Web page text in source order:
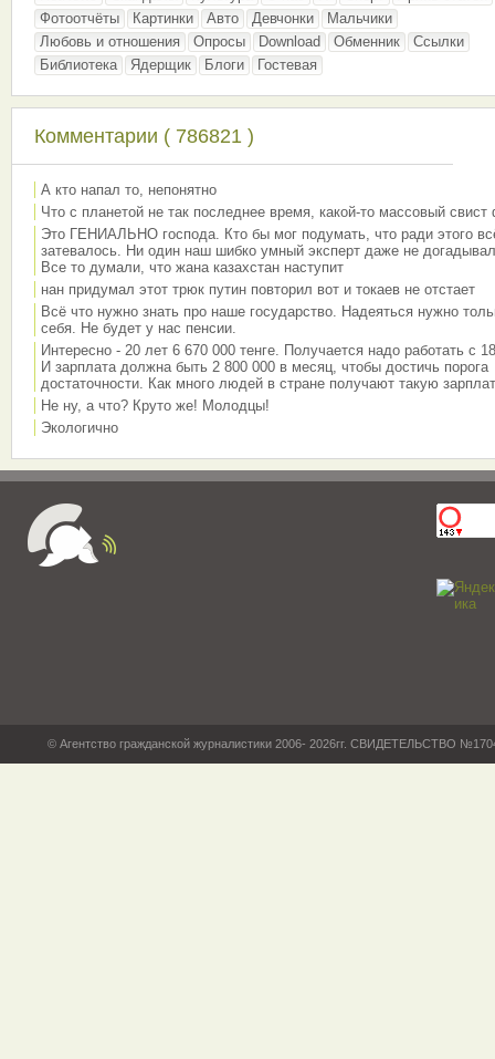
Фотоотчёты
Картинки Авто Девчонки
Мальчики
Любовь и отношения
Опросы Download Обменник
Ссылки
Библиотека
Ядерщик Блоги Гостевая
Комментарии ( 786821 )
А кто напал то, непонятно
Что с планетой не так последнее время, какой-то массовый свист
Это ГЕНИАЛЬНО господа. Кто бы мог подумать, что ради этого
затевалось. Ни один наш шибко умный эксперт даже не
Все то думали, что жана казахстан наступит
нан придумал этот трюк путин повторил вот и токаев не отстает
Всё что нужно знать про наше государство. Надеяться нужно
себя. Не будет у нас пенсии.
Интересно - 20 лет 6 670 000 тенге. Получается надо работать с
И зарплата должна быть 2 800 000 в месяц, чтобы достичь порога
достаточности. Как много людей в стране получают такую
Не ну, а что? Круто же! Молодцы!
Экологично
© Агентство гражданской журналистики 2006- 2026гг. СВИДЕТЕЛЬСТВО